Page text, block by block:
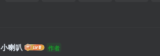
小喇叭 作者